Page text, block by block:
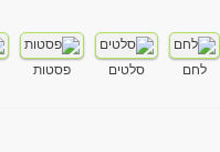
לחם סלטים פסטות